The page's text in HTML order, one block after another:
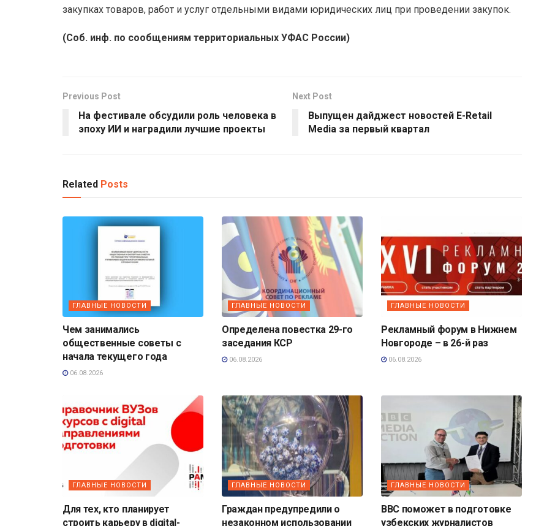
закупках товаров, работ и услуг отдельными видами юридических лиц при проведении закупок.
(Соб. инф. по сообщениям территориальных УФАС России)
Previous Post
На фестивале обсудили роль человека в
эпоху ИИ и наградили лучшие проекты
Next Post
Выпущен дайджест новостей E-Retail
Media за первый квартал
Related Posts
ГЛАВНЫЕ НОВОСТИ
Чем занимались
общественные советы с
начала текущего года
06.08.2026
ГЛАВНЫЕ НОВОСТИ
Определена повестка 29-го
заседания КСР
06.08.2026
ГЛАВНЫЕ НОВОСТИ
Рекламный форум в Нижнем
Новгороде – в 26-й раз
06.08.2026
ГЛАВНЫЕ НОВОСТИ
Для тех, кто планирует
строить карьеру в digital-
ГЛАВНЫЕ НОВОСТИ
Граждан предупредили о
незаконном использовании
ГЛАВНЫЕ НОВОСТИ
BBC поможет в подготовке
узбекских журналистов